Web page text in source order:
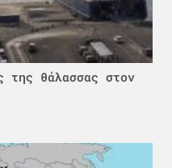
της θάλασσας στον